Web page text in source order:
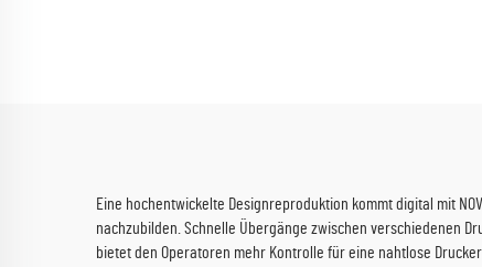
Eine hochentwickelte Designreproduktion kommt digital mit
nachzubilden. Schnelle Übergänge zwischen verschiedenen
bietet den Operatoren mehr Kontrolle für eine nahtlose